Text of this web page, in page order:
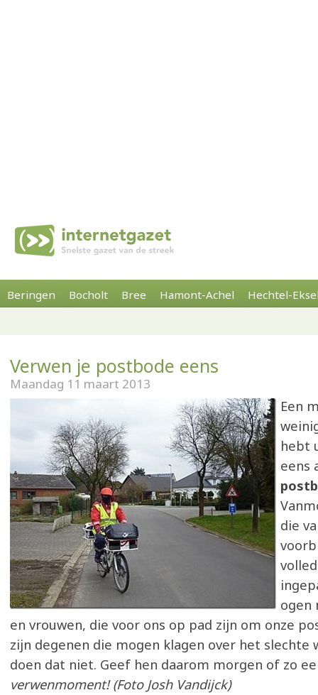
Beringen Bocholt Bree Hamont-Achel Hechtel-
Verwen je postbode eens
Maandag 11 maart 2013
Een
hebt
eens
die
ogen
en vrouwen, die voor ons op pad zijn om onze
zijn degenen die mogen klagen over het slechte
doen dat niet. Geef hen daarom morgen of zo
verwenmoment! (Foto Josh Vandijck)